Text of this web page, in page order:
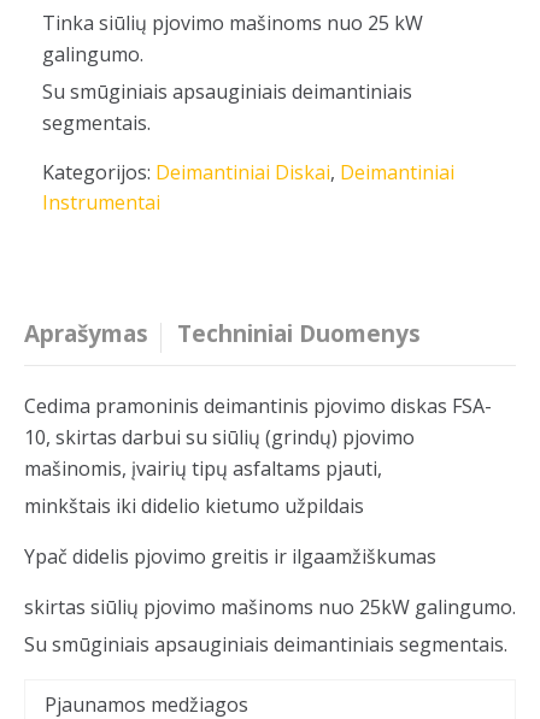
Tinka siūlių pjovimo mašinoms nuo 25 kW
galingumo.
Su smūginiais apsauginiais deimantiniais
segmentais.
Kategorijos: Deimantiniai Diskai, Deimantiniai
Instrumentai
Aprašymas Techniniai Duomenys
Cedima pramoninis deimantinis pjovimo diskas FSA-
10, skirtas darbui su siūlių (grindų) pjovimo
mašinomis, įvairių tipų asfaltams pjauti,
minkštais iki didelio kietumo užpildais
Ypač didelis pjovimo greitis ir ilgaamžiškumas
skirtas siūlių pjovimo mašinoms nuo 25kW galingumo.
Su smūginiais apsauginiais deimantiniais segmentais.
Pjaunamos medžiagos